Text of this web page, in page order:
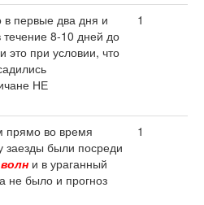
в первые два дня и
8-10 дней до
это при условии, что
НЕ
1
прямо во время
заезды были посреди
волн и в ураганный
не было и прогноз
1